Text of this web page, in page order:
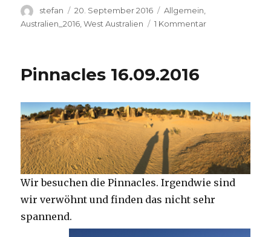
Autor
stefan
Veröffentlicht
am
20. September 2016 Kategorien
Allgemein,
Australien_2016 ,West Australien 1 Kommentarzu
Pinnacles 16.09.2016
Wir besuchen die Pinnacles. Irgendwie sind
wir verwöhnt und finden das nicht sehr
spannend.